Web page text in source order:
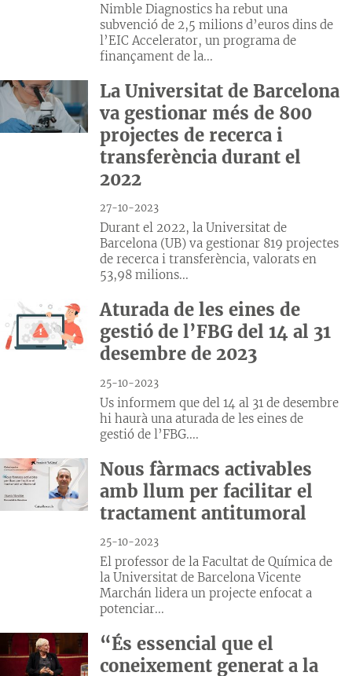
Nimble Diagnostics ha rebut una
subvenció de 2,5 milions d’euros dins de
l’EIC Accelerator, un programa de
finançament de la...
La Universitat de Barcelona
va gestionar més de 800
projectes de recerca i
transferència durant el
2022
27-10-2023
Durant el 2022, la Universitat de
Barcelona (UB) va gestionar 819 projectes
de recerca i transferència, valorats en
53,98 milions...
Aturada de les eines de
gestió de l’FBG del 14 al 31
desembre de 2023
25-10-2023
Us informem que del 14 al 31 de desembre
hi haurà una aturada de les eines de
gestió de l’FBG....
Nous fàrmacs activables
amb llum per facilitar el
tractament antitumoral
25-10-2023
El professor de la Facultat de Química de
la Universitat de Barcelona Vicente
Marchán lidera un projecte enfocat a
potenciar...
“És essencial que el
coneixement generat a la